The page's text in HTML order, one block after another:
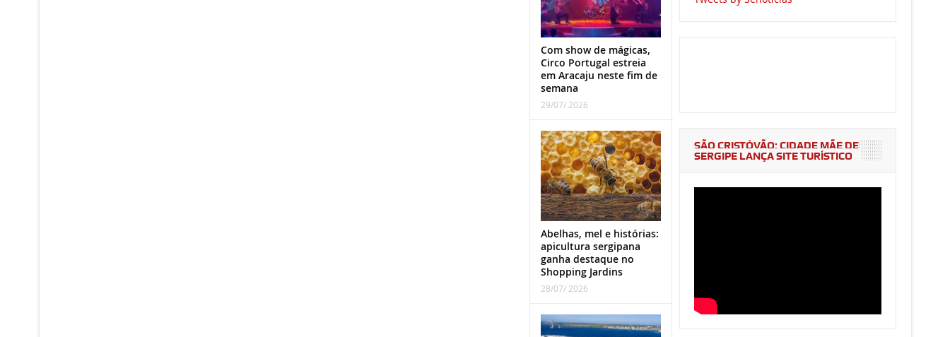
Com show de mágicas,
Circo Portugal estreia
em Aracaju neste fim de
semana
29/07/ 2026
Abelhas, mel e histórias:
apicultura sergipana
ganha destaque no
Shopping Jardins
28/07/ 2026
SÃO CRISTÓVÃO: CIDADE MÃE DE
SERGIPE LANÇA SITE TURÍSTICO